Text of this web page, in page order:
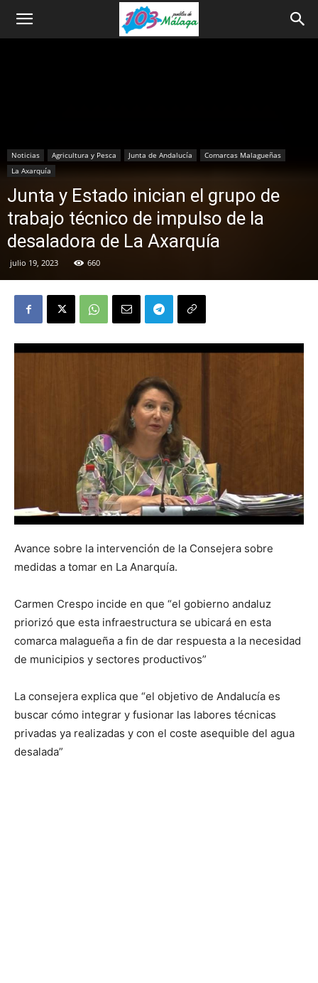
Noticias Agricultura y Pesca Junta de Andalucía
Comarcas Malagueñas
La Axarquía
Junta y Estado inician el grupo de
trabajo técnico de impulso de la
desaladora de La Axarquía
julio 19, 2023 660
Avance sobre la intervención de la Consejera sobre
medidas a tomar en La Anarquía.
Carmen Crespo incide en que “el gobierno andaluz
priorizó que esta infraestructura se ubicará en esta
comarca malagueña a fin de dar respuesta a la necesidad
de municipios y sectores productivos”
La consejera explica que “el objetivo de Andalucía es
buscar cómo integrar y fusionar las labores técnicas
privadas ya realizadas y con el coste asequible del agua
desalada”